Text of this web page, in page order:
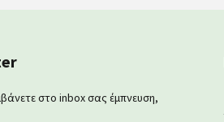
στο inbox σας έμπνευση,